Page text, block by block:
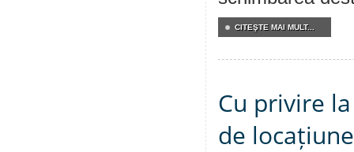
CITEŞTE MAI MULT...
Cu privire
de